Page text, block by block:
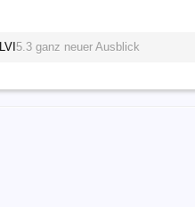
LVI 5.3 ganz neuer Ausblick